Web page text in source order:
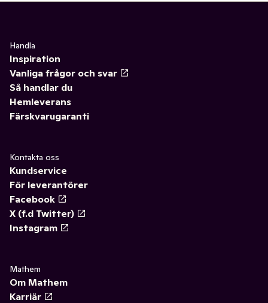
Handla
Inspiration
Vanliga frågor och svar
Så handlar du
Hemleverans
Färskvarugaranti
Kontakta oss
Kundservice
För leverantörer
Facebook
X (f.d Twitter)
Instagram
Mathem
Om Mathem
Karriär